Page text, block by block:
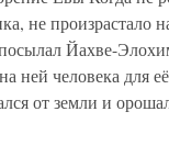
не произрастало
Йахве-
ней человека для
от земли и